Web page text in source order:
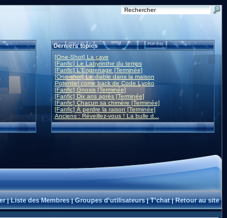
Derniers topics
[One-Shot] La cave
[Fanfic] Le Labyrinthe du temps
[Fanfic] L'Engrenage [Terminée]
[One-shot] Le diable dans la maison
Potentiel come back de Code Lyoko
[Fanfic] Gnosis [Terminée]
[Fanfic] Dix ans après [Terminée]
[Fanfic] Chacun sa chimère [Terminée]
[Fanfic] À perdre la raison [Terminée]
Anciens : Réveillez-vous ! La bulle d...
|Liste des Membres|Groupes d'utilisateurs|T'chat|Retour au site